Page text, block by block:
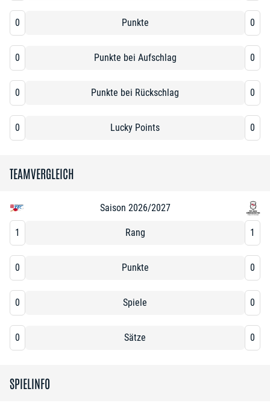
TEAMVERGLEICH
Saison 2026/2027
1 Rang 1
0 Punkte 0
0 Spiele 0
0 Sätze 0
0 Punkte 0
0 Punkte bei Aufschlag 0
0 Punkte bei Rückschlag 0
0 Lucky Points 0
SPIELINFO